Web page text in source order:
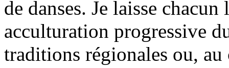
de danses. Je laisse
acculturation progressive
traditions régionales ou,